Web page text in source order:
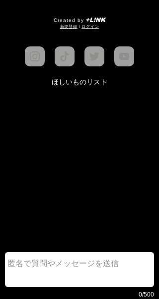
Created by +L!NK
​新規登録 / ログイン
ほしいものリスト
0/500